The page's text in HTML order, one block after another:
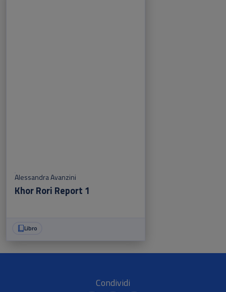
Alessandra Avanzini
Khor Rori Report 1
Libro
Condividi